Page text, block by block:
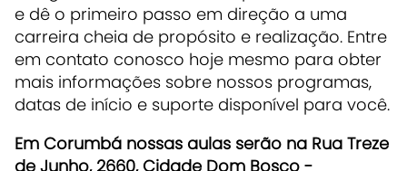
e dê o primeiro passo em direção a uma
carreira cheia de propósito e realização. Entre
em contato conosco hoje mesmo para obter
mais informações sobre nossos programas,
datas de início e suporte disponível para você.
Em Corumbá nossas aulas serão na Rua Treze
de Junho, 2660, Cidade Dom Bosco -